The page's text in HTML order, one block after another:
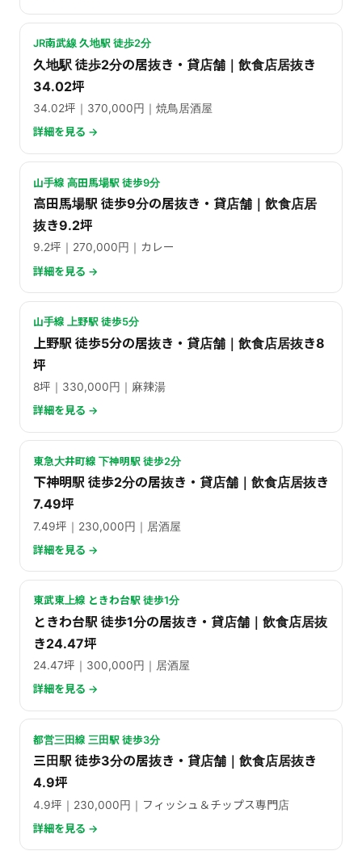
JR南武線 久地駅 徒歩2分
久地駅 徒歩2分の居抜き・貸店舗｜飲食店居抜き
34.02坪
34.02坪｜370,000円｜焼鳥居酒屋
詳細を見る →
山手線 高田馬場駅 徒歩9分
高田馬場駅 徒歩9分の居抜き・貸店舗｜飲食店居
抜き9.2坪
9.2坪｜270,000円｜カレー
詳細を見る →
山手線 上野駅 徒歩5分
上野駅 徒歩5分の居抜き・貸店舗｜飲食店居抜き8
坪
8坪｜330,000円｜麻辣湯
詳細を見る →
東急大井町線 下神明駅 徒歩2分
下神明駅 徒歩2分の居抜き・貸店舗｜飲食店居抜き
7.49坪
7.49坪｜230,000円｜居酒屋
詳細を見る →
東武東上線 ときわ台駅 徒歩1分
ときわ台駅 徒歩1分の居抜き・貸店舗｜飲食店居抜
き24.47坪
24.47坪｜300,000円｜居酒屋
詳細を見る →
都営三田線 三田駅 徒歩3分
三田駅 徒歩3分の居抜き・貸店舗｜飲食店居抜き
4.9坪
4.9坪｜230,000円｜フィッシュ＆チップス専門店
詳細を見る →